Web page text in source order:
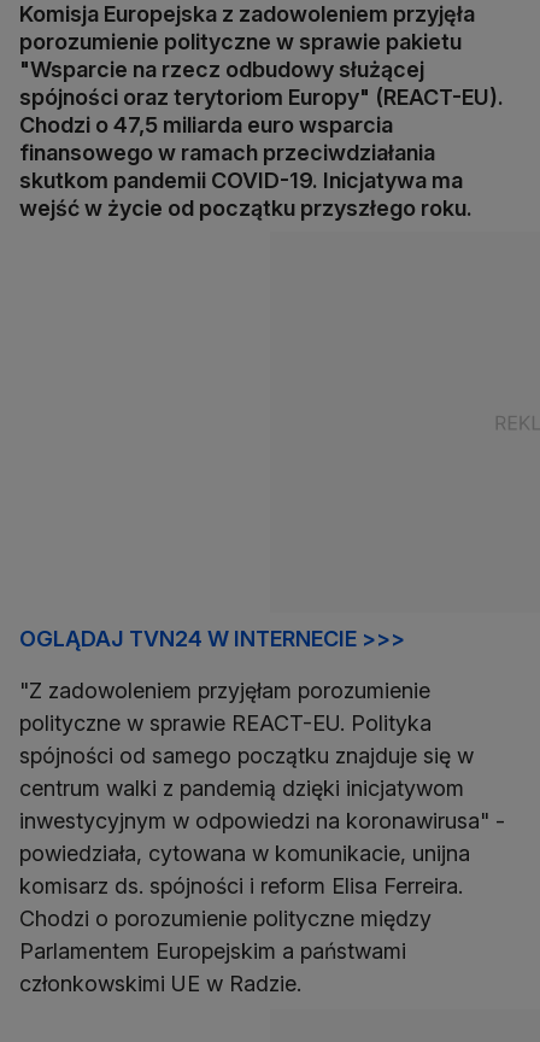
Komisja Europejska z zadowoleniem przyjęła
porozumienie polityczne w sprawie pakietu
"Wsparcie na rzecz odbudowy służącej
spójności oraz terytoriom Europy" (REACT-EU).
Chodzi o 47,5 miliarda euro wsparcia
finansowego w ramach przeciwdziałania
skutkom pandemii COVID-19. Inicjatywa ma
wejść w życie od początku przyszłego roku.
OGLĄDAJ TVN24 W INTERNECIE >>>
"Z zadowoleniem przyjęłam porozumienie
polityczne w sprawie REACT-EU. Polityka
spójności od samego początku znajduje się w
centrum walki z pandemią dzięki inicjatywom
inwestycyjnym w odpowiedzi na koronawirusa" -
powiedziała, cytowana w komunikacie, unijna
komisarz ds. spójności i reform Elisa Ferreira.
Chodzi o porozumienie polityczne między
Parlamentem Europejskim a państwami
członkowskimi UE w Radzie.